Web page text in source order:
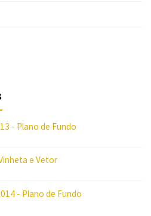
- Plano de Fundo
e Vetor
- Plano de Fundo